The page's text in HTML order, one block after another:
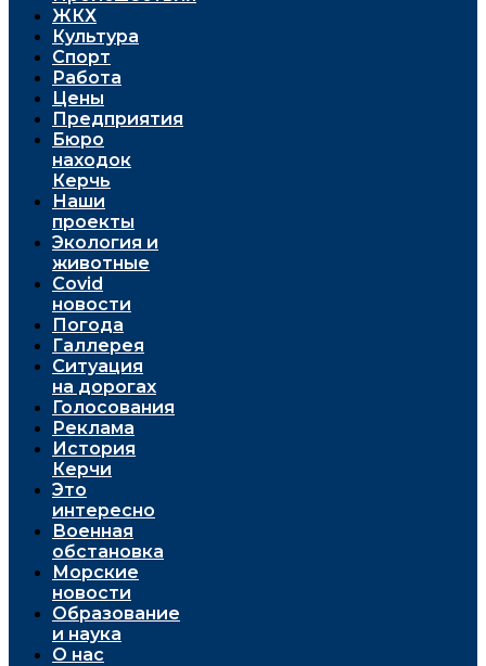
ЖКХ
Культура
Спорт
Работа
Цены
Предприятия
Бюро
находок
Керчь
Наши
проекты
Экология и
животные
Covid
новости
Погода
Галлерея
Ситуация
на дорогах
Голосования
Реклама
История
Керчи
Это
интересно
Военная
обстановка
Морские
новости
Образование
и наука
О нас